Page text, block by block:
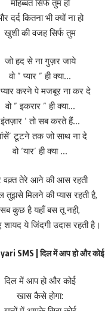
मोहब्बत सिर्फ तुम हो
दर्द कितना भी क्यों ना हो
खुशी की वजह सिर्फ तुम
जो हद से ना गुज़र जाये
वो ” प्यार ” ही क्या…
करने पे मजबूर ना कर दे
वो ” इकरार ” ही क्या…
इंतज़ार ‘ तो सब करते हैं…
टूटने तक जो साथ ना दे
वो ‘यार’ ही क्या …
वक़्त तेरे आने की आस रहती
तुझसे मिलने की प्यास रहती है,
सब कुछ है यहाँ बस तू नही,
शायद ये जिंदगी उदास रहती है।
SMS | दिल में आप हो और कोई
दिल में आप हो और कोई
खास कैसे होगा: